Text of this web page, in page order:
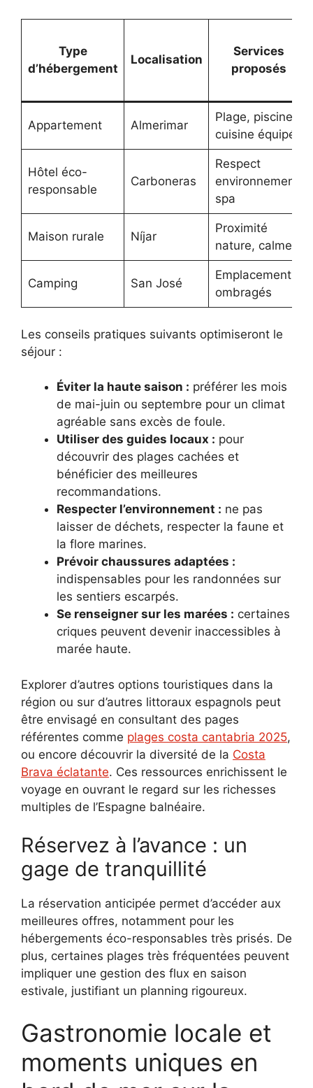
Type
d’hébergement
Localisation
Services
proposés
Appartement Almerimar
Plage, piscine,
cuisine équipée
Hôtel éco-
responsable
Carboneras
Respect
environnement,
spa
Maison rurale Níjar
Proximité
nature, calme
Camping San José
Emplacements
ombragés
Les conseils pratiques suivants optimiseront le
séjour :
Éviter la haute saison : préférer les mois
de mai-juin ou septembre pour un climat
agréable sans excès de foule.
Utiliser des guides locaux : pour
découvrir des plages cachées et
bénéficier des meilleures
recommandations.
Respecter l’environnement : ne pas
laisser de déchets, respecter la faune et
la flore marines.
Prévoir chaussures adaptées :
indispensables pour les randonnées sur
les sentiers escarpés.
Se renseigner sur les marées : certaines
criques peuvent devenir inaccessibles à
marée haute.
Explorer d’autres options touristiques dans la
région ou sur d’autres littoraux espagnols peut
être envisagé en consultant des pages
référentes comme plages costa cantabria 2025,
ou encore découvrir la diversité de la Costa
Brava éclatante. Ces ressources enrichissent le
voyage en ouvrant le regard sur les richesses
multiples de l’Espagne balnéaire.
Réservez à l’avance : un
gage de tranquillité
La réservation anticipée permet d’accéder aux
meilleures offres, notamment pour les
hébergements éco-responsables très prisés. De
plus, certaines plages très fréquentées peuvent
impliquer une gestion des flux en saison
estivale, justifiant un planning rigoureux.
Gastronomie locale et
moments uniques en